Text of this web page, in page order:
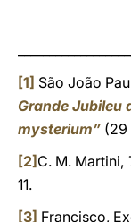
[1] São João
Grande Jubileu
mysterium” (29
[2] C. M. Martini,
11.
[3] Francisco,